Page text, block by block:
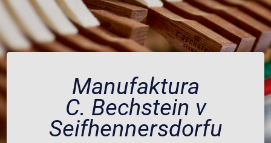
Manufaktura
C. Bechstein v
Seifhennersdorfu